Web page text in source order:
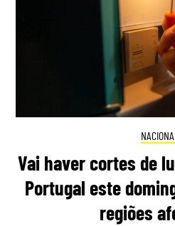
Vai haver cortes de
Portugal este
regiões